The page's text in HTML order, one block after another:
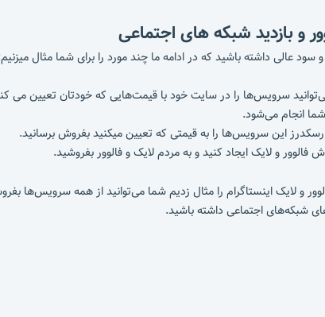
و بازدید شبکه های اجتماعی
عالی داشته باشید که در ادامه ما چند مورد را برای شما مثال
می‌توانید سرویس‌ها را در سایت خود با قیمت‌هایی که خودتان تعیین
انجام می‌شود.
این سرویس‌ها را به قیمتی که تعیین میکنید بفروش برسانید.
و لایک ایجاد کنید و به مردم لایک و فالوور بفروشید.
و لایک اینستاگرام را مثال زدیم شما می‌توانید از همه سرویس‌ها
شبکه‌های اجتماعی داشته باشید.